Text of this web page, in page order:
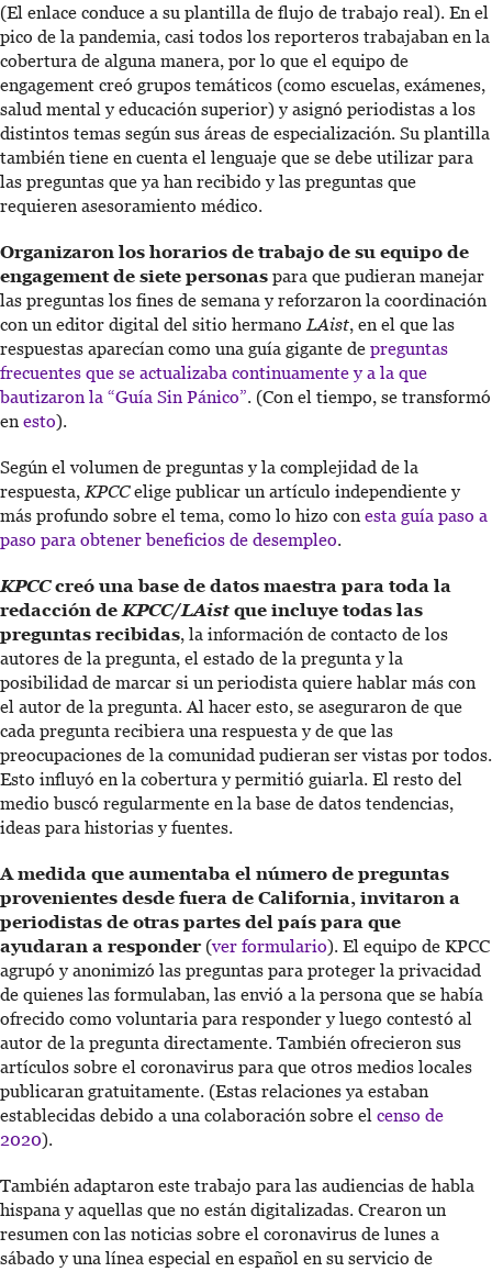
(El enlace conduce a su plantilla de flujo de trabajo real). En el
pico de la pandemia, casi todos los reporteros trabajaban en la
cobertura de alguna manera, por lo que el equipo de
engagement creó grupos temáticos (como escuelas, exámenes,
salud mental y educación superior) y asignó periodistas a los
distintos temas según sus áreas de especialización. Su plantilla
también tiene en cuenta el lenguaje que se debe utilizar para
las preguntas que ya han recibido y las preguntas que
requieren asesoramiento médico.
Organizaron los horarios de trabajo de su equipo de
engagement de siete personas para que pudieran manejar
las preguntas los fines de semana y reforzaron la coordinación
con un editor digital del sitio hermano LAist, en el que las
respuestas aparecían como una guía gigante de preguntas
frecuentes que se actualizaba continuamente y a la que
bautizaron la “Guía Sin Pánico”. (Con el tiempo, se transformó
en esto).
Según el volumen de preguntas y la complejidad de la
respuesta, KPCCelige publicar un artículo independiente y
más profundo sobre el tema, como lo hizo con esta guía paso a
paso para obtener beneficios de desempleo.
KPCCcreó una base de datos maestra para toda la
redacción de KPCC/LAist que incluye todas las
preguntas recibidas, la información de contacto de los
autores de la pregunta, el estado de la pregunta y la
posibilidad de marcar si un periodista quiere hablar más con
el autor de la pregunta. Al hacer esto, se aseguraron de que
cada pregunta recibiera una respuesta y de que las
preocupaciones de la comunidad pudieran ser vistas por todos.
Esto influyó en la cobertura y permitió guiarla. El resto del
medio buscó regularmente en la base de datos tendencias,
ideas para historias y fuentes.
A medida que aumentaba el número de preguntas
provenientes desde fuera de California, invitaron a
periodistas de otras partes del país para que
ayudaran a responder (ver formulario). El equipo de KPCC
agrupó y anonimizó las preguntas para proteger la privacidad
de quienes las formulaban, las envió a la persona que se había
ofrecido como voluntaria para responder y luego contestó al
autor de la pregunta directamente. También ofrecieron sus
artículos sobre el coronavirus para que otros medios locales
publicaran gratuitamente. (Estas relaciones ya estaban
establecidas debido a una colaboración sobre el censo de
2020).
También adaptaron este trabajo para las audiencias de habla
hispana y aquellas que no están digitalizadas. Crearon un
resumen con las noticias sobre el coronavirus de lunes a
sábado y una línea especial en español en su servicio de